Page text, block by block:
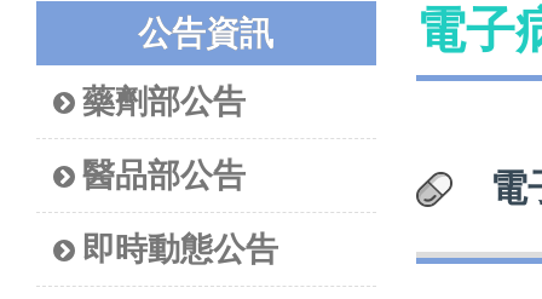
公告資訊
藥劑部公告
醫品部公告
即時動態公告
電子
電